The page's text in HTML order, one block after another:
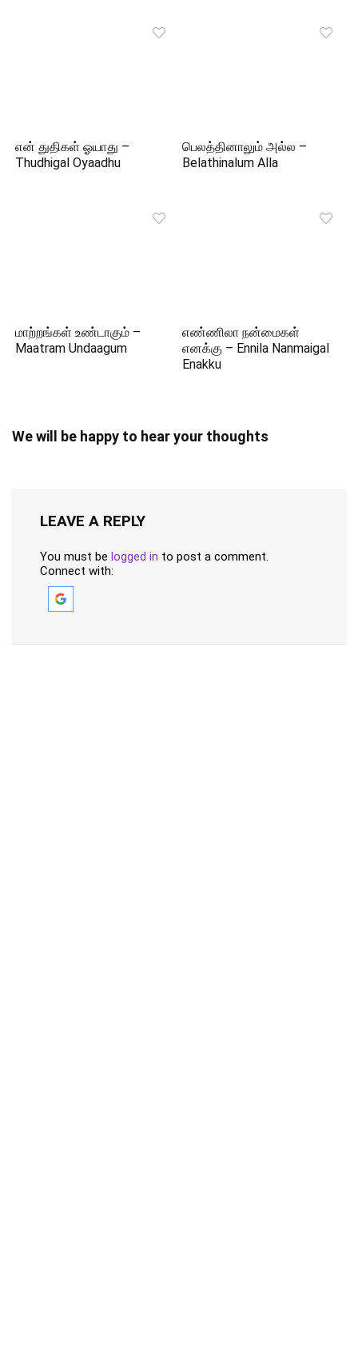
என் துதிகள் ஓயாது –
Thudhigal Oyaadhu
பெலத்தினாலும் அல்ல –
Belathinalum Alla
மாற்றங்கள் உண்டாகும் –
Maatram Undaagum
எண்ணிலா நன்மைகள்
எனக்கு – Ennila Nanmaigal
Enakku
We will be happy to hear your thoughts
LEAVE A REPLY
You must be logged in to post a comment.
Connect with: